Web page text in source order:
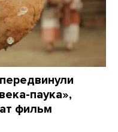
паука»,
фильм